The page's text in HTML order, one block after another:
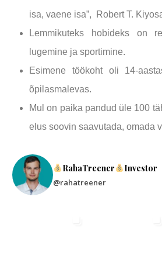
isa, vaene isa”, Robert T.
Lemmikuteks hobideks on
lugemine ja sportimine.
Esimene töökoht oli 14-
õpilasmalevas.
Mul on paika pandud üle 100
elus soovin saavutada, omada
RahaTreener Investor
@rahatreener